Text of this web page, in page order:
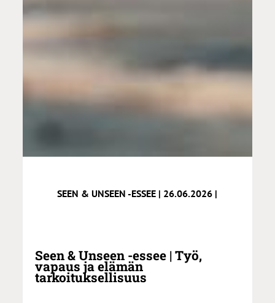
SEEN & UNSEEN -ESSEE | 26.06.2026 |
Seen & Unseen -essee | Työ,
vapaus ja elämän
tarkoituksellisuus